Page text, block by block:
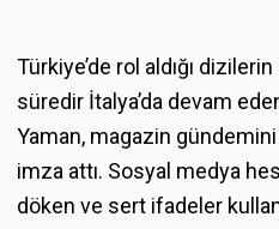
Türkiye’de rol aldığı
süredir İtalya’da devam
Yaman, magazin
imza attı. Sosyal medya
döken ve sert ifadeler